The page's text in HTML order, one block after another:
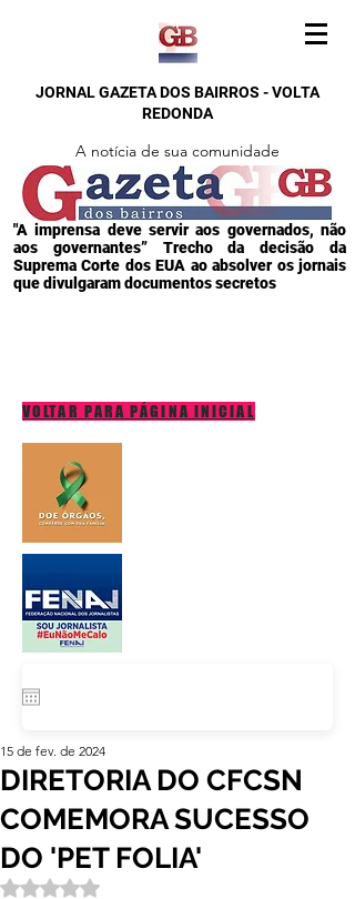
JORNAL GAZETA DOS BAIRROS - VOLTA
REDONDA
A notícia de sua comunidade
"A imprensa deve servir aos governados, não
aos governantes” Trecho da decisão da
Suprema Corte dos EUA ao absolver os jornais
que divulgaram documentos secretos
VOLTAR PARA PÁGINA INICIAL
DIRETORIA DO CFCSN
COMEMORA SUCESSO
DO 'PET FOLIA'
15 de fev. de 2024
Avaliado com NaN de 5 estrelas.